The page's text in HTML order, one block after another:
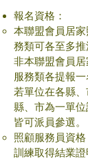
報名資格：
本聯盟會員居
務類可各至多推
非本聯盟會員
服務類各提報
若單位在各縣
縣、市為一單
皆可派員參選。
照顧服務員資
訓練取得結業